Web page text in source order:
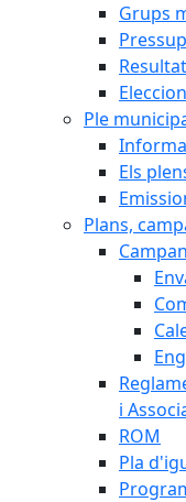
Grups
Ple
Els
Plans,
i
ROM
Pla